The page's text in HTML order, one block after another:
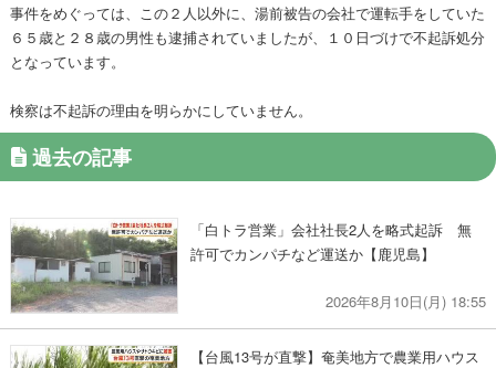
事件をめぐっては、この２人以外に、湯前被告の会社で運転手をしていた
６５歳と２８歳の男性も逮捕されていましたが、１０日づけで不起訴処分
となっています。
検察は不起訴の理由を明らかにしていません。
過去の記事
「白トラ営業」会社社長2人を略式起訴 無
許可でカンパチなど運送か【鹿児島】
2026年8月10日(月) 18:55
【台風13号が直撃】奄美地方で農業用ハウス